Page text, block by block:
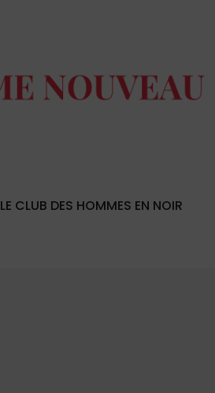
LE CLUB DES HOMMES EN NOIR